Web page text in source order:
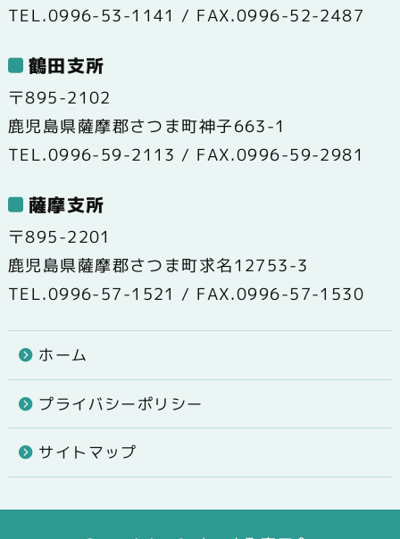
TEL.0996-53-1141 / FAX.0996-52-2487
鶴田支所
〒895-2102
鹿児島県薩摩郡さつま町神子663-1
TEL.0996-59-2113 / FAX.0996-59-2981
薩摩支所
〒895-2201
鹿児島県薩摩郡さつま町求名12753-3
TEL.0996-57-1521 / FAX.0996-57-1530
ホーム
プライバシーポリシー
サイトマップ